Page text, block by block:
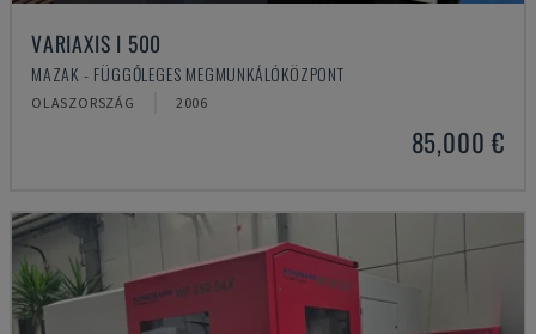
VARIAXIS I 500
MAZAK - FÜGGŐLEGES MEGMUNKÁLÓKÖZPONT
OLASZORSZÁG 2006
85,000 €